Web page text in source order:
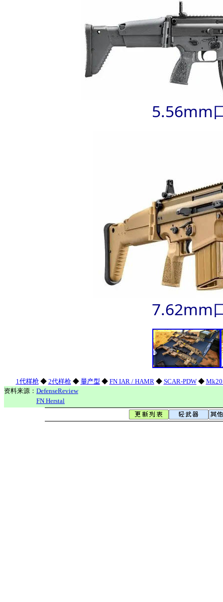
5.56mm
7.62mm
1代样枪 ◆ 2代样枪 ◆ 量产型 ◆ FN IAR / HAMR◆ SCAR-PDW◆ Mk20
资料来源： DefenseReview
FN Herstal